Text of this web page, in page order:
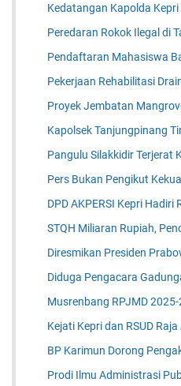
Kedatangan Kapolda
Peredaran Rokok Ilegal di
Pendaftaran Mahasiswa
Pekerjaan Rehabilitasi
Proyek Jembatan
Kapolsek Tanjungpinang
Pangulu Silakkidir Terjerat
Pers Bukan Pengikut
DPD AKPERSI Kepri
STQH Miliaran Rupiah,
Diresmikan Presiden
Diduga Pengacara
Musrenbang RPJMD
Kejati Kepri dan RSUD
BP Karimun Dorong
Prodi Ilmu Administrasi